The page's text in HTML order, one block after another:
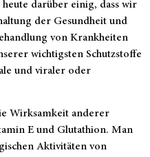
darüber einig, dass wir
der Gesundheit und
von Krankheiten
wichtigsten Schutzstoffe
und viraler oder
Wirksamkeit anderer
E und Glutathion. Man
Aktivitäten von